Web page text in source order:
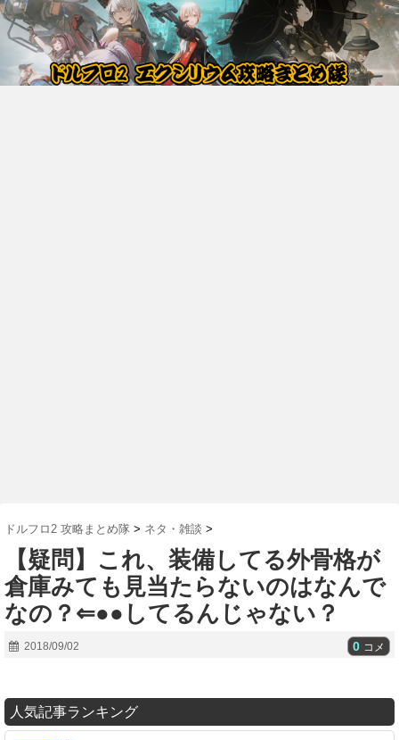
ドルフロ2 攻略まとめ隊 > ネタ・雑談 >
【疑問】これ、装備してる外骨格が
倉庫みても見当たらないのはなんで
なの？⇐●●してるんじゃない？
2018/09/02 0 コメ
人気記事ランキング